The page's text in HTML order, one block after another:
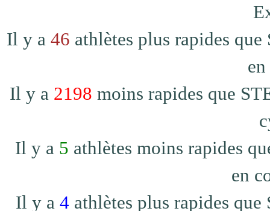
Il y a 46 athlètes plus rapides
Il y a 2198 moins rapides que
Il y a 5 athlètes moins rapides
en
Il y a 4 athlètes plus rapides